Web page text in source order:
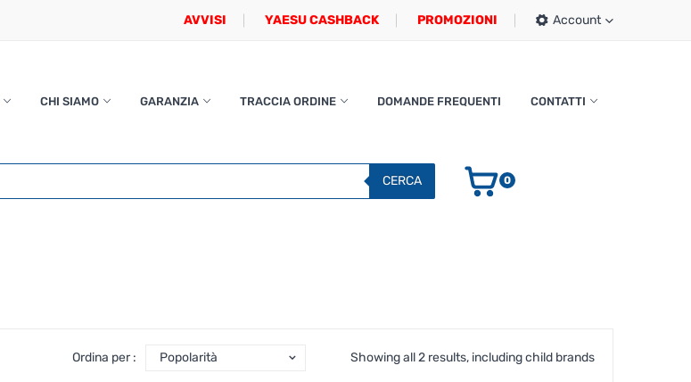
AVVISI YAESU CASHBACK PROMOZIONI Account
CHI SIAMO GARANZIA TRACCIA ORDINE DOMANDE FREQUENTI CONTATTI
CERCA 0
Showing all 2 results, including child brands
Ordina per : Popolarità